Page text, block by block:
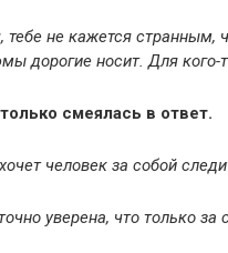
тебе не кажется странным,
дорогие носит. Для кого-
смеялась в ответ.
человек за собой
уверена, что только за